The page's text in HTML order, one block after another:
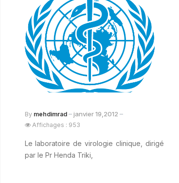
By mehdimrad janvier 19,2012
Affichages : 953
Le laboratoire de virologie clinique, dirigé
par le Pr Henda Triki,